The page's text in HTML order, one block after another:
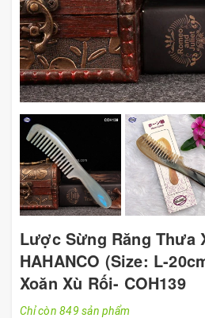
Lược Sừng Răng Thưa
HAHANCO (Size: L-
Xoăn Xù Rối- COH139
Chỉ còn 849 sản phẩm